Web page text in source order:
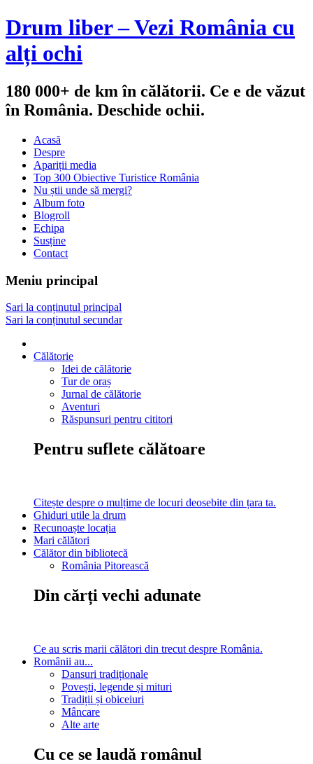
Drum liber – Vezi România cu
alți ochi
180 000+ de km în călătorii. Ce e de văzut
în România. Deschide ochii.
Acasă
Despre
Apariții media
Top 300 Obiective Turistice România
Nu știi unde să mergi?
Album foto
Blogroll
Echipa
Susține
Contact
Meniu principal
Sari la conținutul principal
Sari la conținutul secundar
Călătorie
Idei de călătorie
Tur de oraș
Jurnal de călătorie
Aventuri
Răspunsuri pentru cititori
Pentru suflete călătoare
Citește despre o mulțime de locuri deosebite din țara ta.
Ghiduri utile la drum
Recunoaște locația
Mari călători
Călător din bibliotecă
România Pitorească
Din cărți vechi adunate
Ce au scris marii călători din trecut despre România.
Românii au...
Dansuri tradiționale
Povești, legende și mituri
Tradiții și obiceiuri
Mâncare
Alte arte
Cu ce se laudă românul